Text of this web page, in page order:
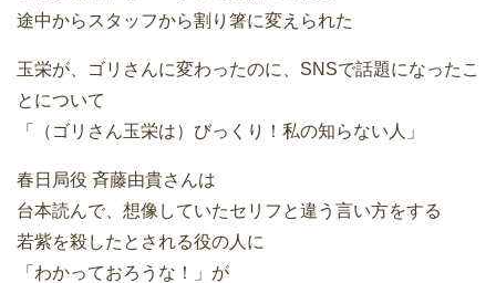
途中からスタッフから割り箸に変えられた
玉栄が、ゴリさんに変わったのに、SNSで話題になったこ
とについて
「（ゴリさん玉栄は）びっくり！私の知らない人」
春日局役 斉藤由貴さんは
台本読んで、想像していたセリフと違う言い方をする
若紫を殺したとされる役の人に
「わかっておろうな！」が